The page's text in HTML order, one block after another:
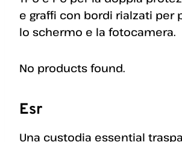
e graffi con bordi rialzati per
lo schermo e la fotocamera.
No products found.
Esr
Una custodia essential